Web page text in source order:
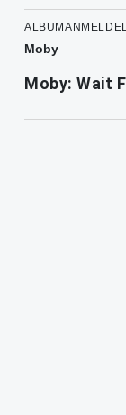
Moby
Moby: Wait